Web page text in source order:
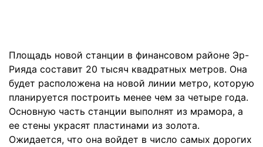
Площадь новой станции в финансовом районе Эр-
Рияда составит 20 тысяч квадратных метров. Она
будет расположена на новой линии метро, которую
планируется построить менее чем за четыре года.
Основную часть станции выполнят из мрамора, а
ее стены украсят пластинами из золота.
Ожидается, что она войдет в число самых дорогих